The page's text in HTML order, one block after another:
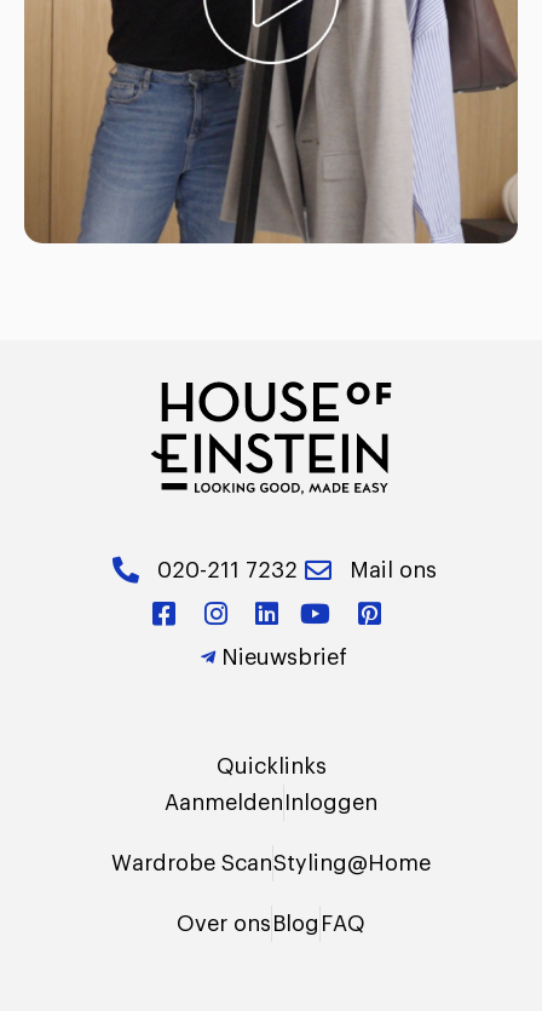
020-211 7232 Mail ons
Nieuwsbrief
Quicklinks
Aanmelden Inloggen
Wardrobe ScanStyling@Home
Over ons Blog FAQ